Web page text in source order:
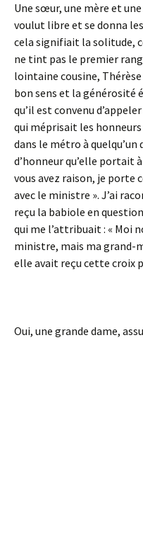
Une sœur, une mère et
voulut libre et se donna
cela signifiait la solitude,
ne tint pas le premier
lointaine cousine,
bon sens et la générosité
qu’il est convenu
qui méprisait les
dans le métro à
d’honneur qu’elle portait
vous avez raison, je porte
avec le ministre ». J’ai
reçu la babiole en
qui me l’attribuait : « Moi
ministre, mais ma grand-
elle avait reçu cette croix
Oui, une grande dame,